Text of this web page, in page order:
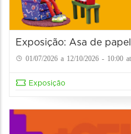
Exposição: Asa de papel
01/07/2026 a 12/10/2026 - 10:00
Exposição